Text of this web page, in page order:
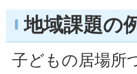
地域課題の
子どもの居場所